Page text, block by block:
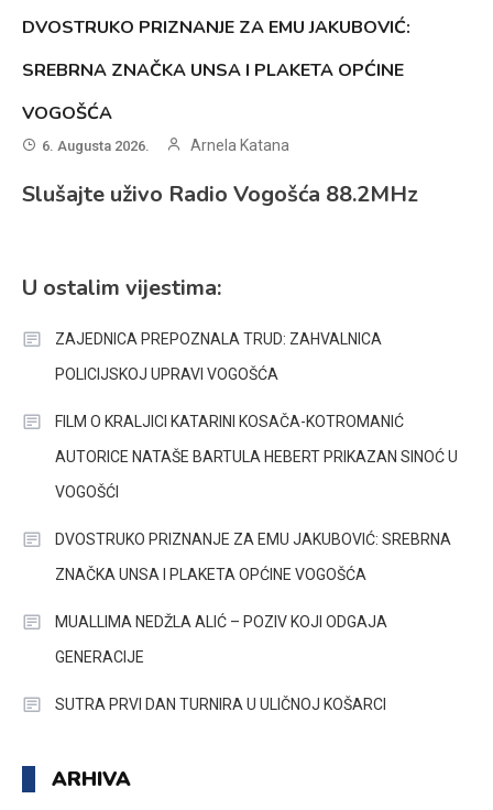
DVOSTRUKO PRIZNANJE ZA EMU JAKUBOVIĆ:
SREBRNA ZNAČKA UNSA I PLAKETA OPĆINE
VOGOŠĆA
6. Augusta 2026. Arnela Katana
Slušajte uživo Radio Vogošća 88.2MHz
U ostalim vijestima:
ZAJEDNICA PREPOZNALA TRUD: ZAHVALNICA
POLICIJSKOJ UPRAVI VOGOŠĆA
FILM O KRALJICI KATARINI KOSAČA-KOTROMANIĆ
AUTORICE NATAŠE BARTULA HEBERT PRIKAZAN SINOĆ U
VOGOŠĆI
DVOSTRUKO PRIZNANJE ZA EMU JAKUBOVIĆ: SREBRNA
ZNAČKA UNSA I PLAKETA OPĆINE VOGOŠĆA
MUALLIMA NEDŽLA ALIĆ – POZIV KOJI ODGAJA
GENERACIJE
SUTRA PRVI DAN TURNIRA U ULIČNOJ KOŠARCI
ARHIVA